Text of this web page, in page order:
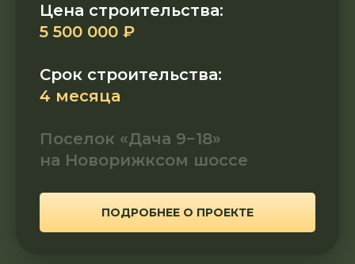
Цена строительства:
5 500 000 ₽
Срок строительства:
4 месяца
Поселок «Дача 9−18»
на Новорижксом шоссе
ПОДРОБНЕЕ О ПРОЕКТЕ